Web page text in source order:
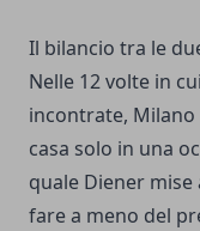
Il bilancio tra le
Nelle 12 volte in
incontrate,
casa solo in una
quale Diener
fare a meno del